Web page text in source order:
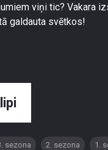
viņi tic? Vakara
galdauta svētkos!
sezona 2. sezona 1.